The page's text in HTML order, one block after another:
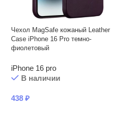
Чехол MagSafe кожаный Leather
Case iPhone 16 Pro темно-
фиолетовый
iPhone 16 pro
В наличии
438 ₽